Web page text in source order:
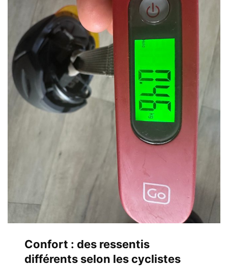
Confort : des ressentis
différents selon les cyclistes